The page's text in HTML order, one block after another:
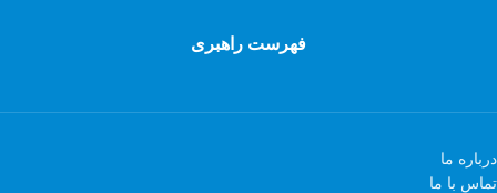
فهرست راهبری
درباره ما
تماس با ما